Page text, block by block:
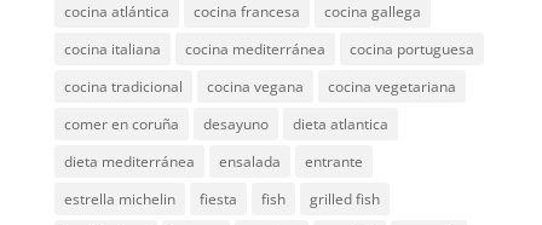
cocina atlántica
cocina francesa
cocina gallega
cocina italiana
cocina mediterránea
cocina portuguesa
cocina tradicional
cocina vegana
cocina vegetariana
comer en coruña
desayuno
dieta atlantica
dieta mediterránea
ensalada
entrante
estrella michelin
fiesta fish
grilled fish